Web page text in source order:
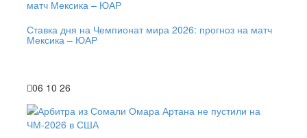
Ставка дня на Чемпионат мира 2026: прогноз на матч
Мексика – ЮАР
06 10 26